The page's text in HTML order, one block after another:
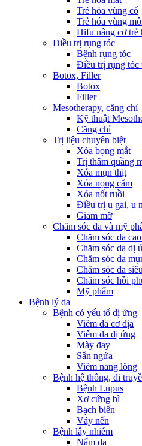
Trẻ hóa vùng cổ
Trẻ hóa vùng
Hifu nâng cơ trẻ
Điều trị rụng tóc
Bệnh rụng tóc
Điều trị rụng tóc
Botox, Filler
Botox
Filler
Mesotherapy, căng chỉ
Kỹ thuật
Căng chỉ
Trị liệu chuyên biệt
Xóa bọng mắt
Trị thâm quầng
Xóa mụn thịt
Xóa nọng cằm
Xóa nốt ruồi
Điều trị u gai, u
Giảm mỡ
Chăm sóc da và mỹ
Chăm sóc da
Chăm sóc da dị
Chăm sóc da
Chăm sóc da
Chăm sóc hồi
Mỹ phẩm
Bệnh lý da
Bệnh có yếu tố dị ứng
Viêm da cơ địa
Viêm da dị ứng
Mày đay
Sẩn ngứa
Viêm nang lông
Bệnh hệ thống, di
Bệnh Lupus
Xơ cứng bì
Bạch biến
Vảy nến
Bệnh lây nhiễm
Nấm da